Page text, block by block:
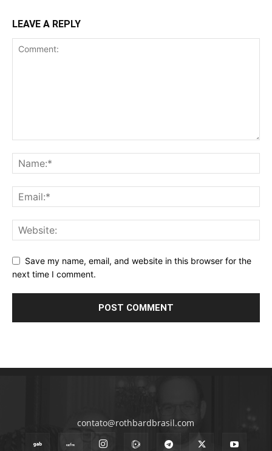
LEAVE A REPLY
Save my name, email, and website in this browser for the
next time I comment.
contato@rothbardbrasil.com